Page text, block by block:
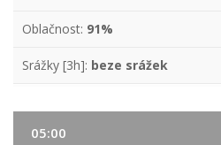
Oblačnost: 91%
Srážky [3h]: beze srážek
05:00